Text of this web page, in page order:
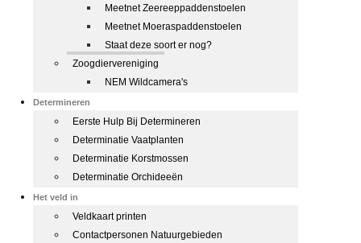
Meetnet Zeereeppaddenstoelen
Meetnet Moeraspaddenstoelen
Staat deze soort er nog?
Zoogdiervereniging
NEM Wildcamera's
Determineren
Eerste Hulp Bij Determineren
Determinatie Vaatplanten
Determinatie Korstmossen
Determinatie Orchideeën
Het veld in
Veldkaart printen
Contactpersonen Natuurgebieden